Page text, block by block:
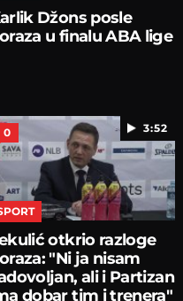
Džons posle
u finalu ABA lige
3:52
0
otkrio razloge
"Ni ja nisam
ali i Partizan
dobar tim i trenera"